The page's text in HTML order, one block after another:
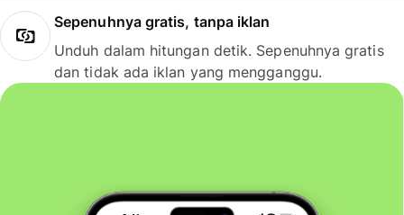
Sepenuhnya gratis, tanpa iklan
Unduh dalam hitungan detik. Sepenuhnya gratis
dan tidak ada iklan yang mengganggu.